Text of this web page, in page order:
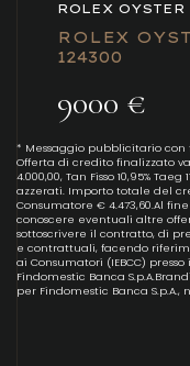
ROLEX
ROLEX
124300
9000 €
* Messaggio pubblicitario
Offerta di credito finalizzato
4.000,00, Tan Fisso 10,95%
azzerati. Importo totale del
Consumatore € 4.473,60.Al
conoscere eventuali altre
sottoscrivere il contratto, di
e contrattuali, facendo
ai Consumatori (IEBCC)
Findomestic Banca
per Findomestic Banca S.p.A.,